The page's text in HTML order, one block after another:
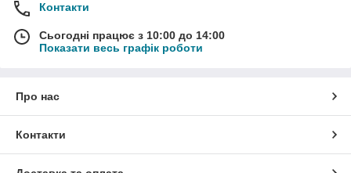
Контакти
Сьогодні працює з 10:00 до 14:00
Показати весь графік роботи
Про нас
Контакти